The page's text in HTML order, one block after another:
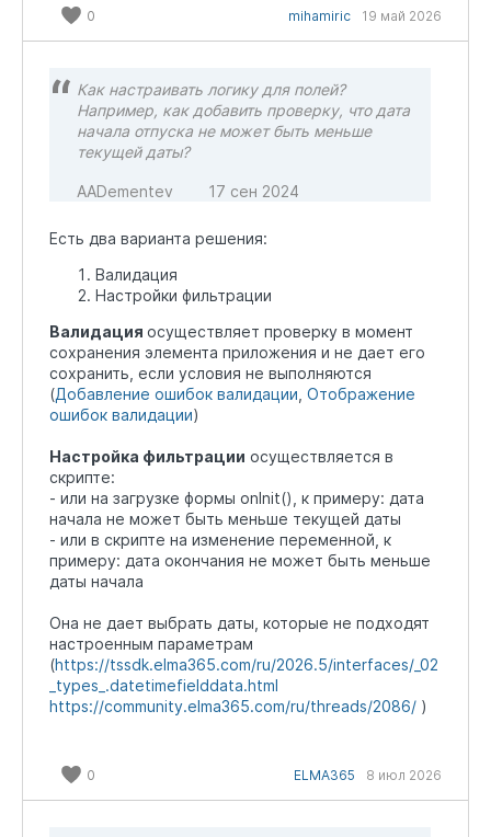
0 mihamiric 19 май 2026
Как настраивать логику для полей?
Например, как добавить проверку, что дата
начала отпуска не может быть меньше
текущей даты?
AADementev 17 сен 2024
Есть два варианта решения:
Валидация
Настройки фильтрации
Валидация осуществляет проверку в момент
сохранения элемента приложения и не дает его
сохранить, если условия не выполняются
(Добавление ошибок валидации Отображение
ошибок валидации)
Настройка фильтрации осуществляется в
скрипте:
- или на загрузке формы onInit(), к примеру: дата
начала не может быть меньше текущей даты
- или в скрипте на изменение переменной, к
примеру: дата окончания не может быть меньше
даты начала
Она не дает выбрать даты, которые не подходят
настроенным параметрам
(https://tssdk.elma365.com/ru/2026.5/interfaces/_02
_types_.datetimefielddata.html
https://community.elma365.com/ru/threads/2086/ )
0 ELMA365 8 июл 2026